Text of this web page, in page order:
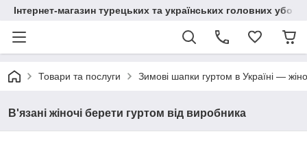
Інтернет-магазин турецьких та українських головних
Товари та послуги Зимові шапки гуртом в Україні —
В'язані жіночі берети гуртом від виробника